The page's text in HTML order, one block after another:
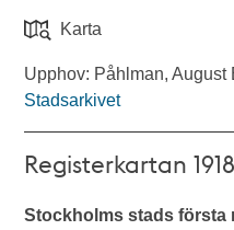
Karta
Upphov: Påhlman, August
Stadsarkivet
Registerkartan
Stockholms stads första